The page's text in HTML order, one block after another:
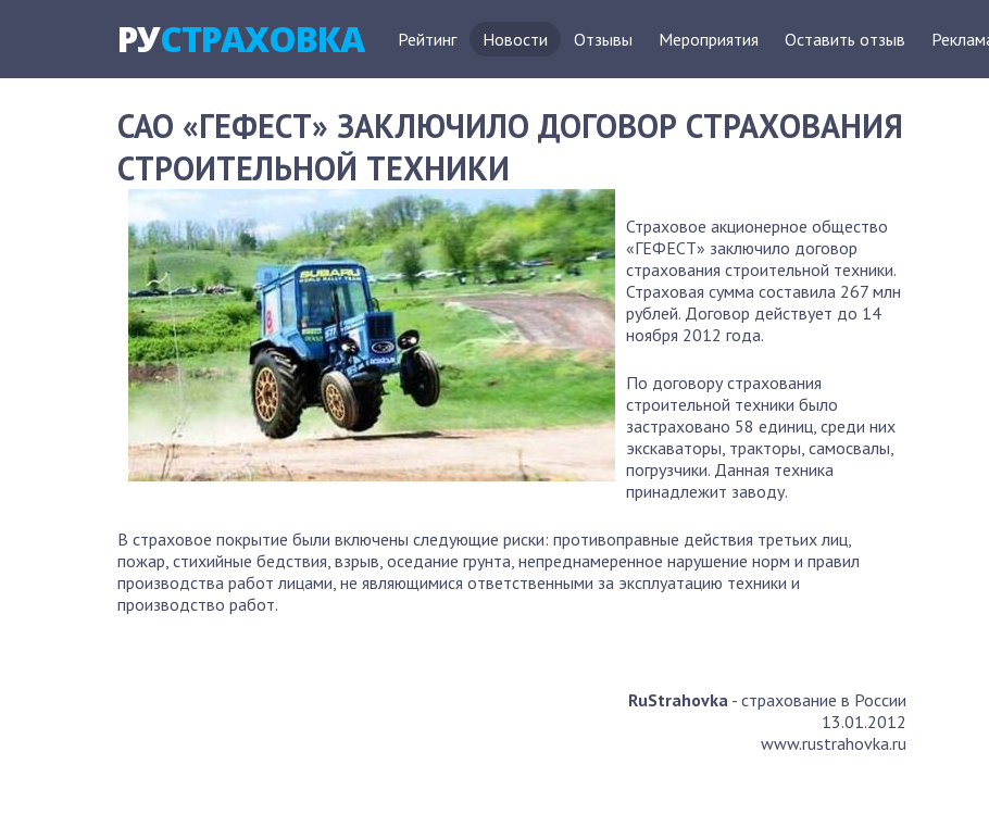
РУСТРАХОВКА Рейтинг Новости Отзывы Мероприятия Оставить отзыв
САО «ГЕФЕСТ» ЗАКЛЮЧИЛО ДОГОВОР СТРАХОВАНИЯ
СТРОИТЕЛЬНОЙ ТЕХНИКИ
Страховое акционерное общество
«ГЕФЕСТ» заключило договор
страхования строительной техники.
Страховая сумма составила 267 млн
рублей. Договор действует до 14
ноября 2012 года.
По договору страхования
строительной техники было
застраховано 58 единиц, среди них
экскаваторы, тракторы, самосвалы,
погрузчики. Данная техника
принадлежит заводу.
В страховое покрытие были включены следующие риски: противоправные действия третьих лиц,
пожар, стихийные бедствия, взрыв, оседание грунта, непреднамеренное нарушение норм и правил
производства работ лицами, не являющимися ответственными за эксплуатацию техники и
производство работ.
RuStrahovka- страхование в России
13.01.2012
www.rustrahovka.ru